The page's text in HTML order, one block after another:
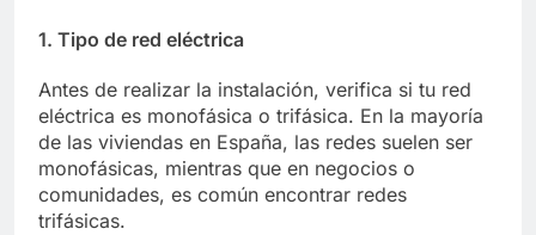
1. Tipo de red eléctrica
Antes de realizar la instalación, verifica si tu red
eléctrica es monofásica o trifásica. En la mayoría
de las viviendas en España, las redes suelen ser
monofásicas, mientras que en negocios o
comunidades, es común encontrar redes
trifásicas.